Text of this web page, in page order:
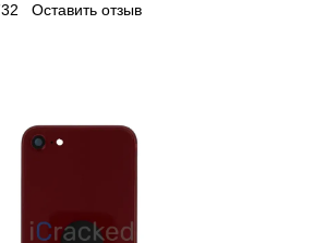
Оставить отзыв